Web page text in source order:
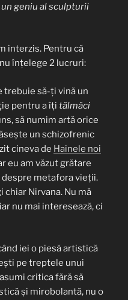
geniu al sculpturii
interzis. Pentru că
înțelege 2 lucruri:
trebuie să-ți vină un
pentru a îți tălmăci
să numim artă orice
un schizofrenic
cineva de Hainele noi
eu am văzut grătare
metafora vieții.
chiar Nirvana. Nu mă
nu mai interesează, ci
iei o piesă artistică
pe treptele unui
critica fără să
și mirobolantă, nu o